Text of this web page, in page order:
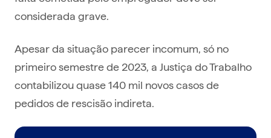
considerada grave.
Apesar da situação parecer incomum, só no
primeiro semestre de 2023, a Justiça do Trabalho
contabilizou quase 140 mil novos casos de
pedidos de rescisão indireta.